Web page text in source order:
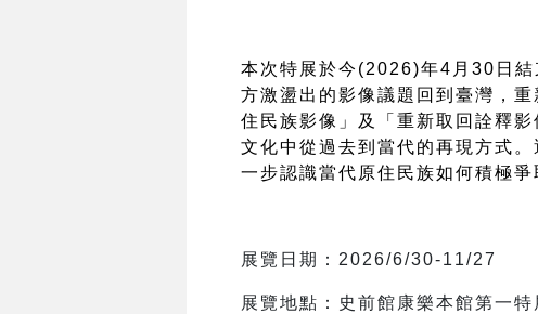
本次特展於今(2026)年4月30日結
方激盪出的影像議題回到臺灣，
住民族影像」及「重新取回詮釋
文化中從過去到當代的再現方式
一步認識當代原住民族如何積極
展覽日期：2026/6/30-11/27
展覽地點：史前館康樂本館第一特